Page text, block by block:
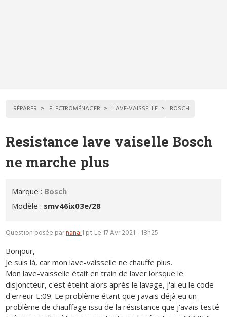
RÉPARER ELECTROMÉNAGER LAVE-VAISSELLE BOSCH
Resistance lave vaiselle Bosch
ne marche plus
Marque : Bosch
Modèle : smv46ix03e/28
Question posée parnana1 pt Le 17 Avr 2021 - 18h25
Bonjour,
Je suis là, car mon lave-vaisselle ne chauffe plus.
Mon lave-vaisselle était en train de laver lorsque le
disjoncteur, c'est éteint alors après le lavage, j'ai eu le code
d'erreur E:09. Le problème étant que j'avais déjà eu un
problème de chauffage issu de la résistance que j'avais testé